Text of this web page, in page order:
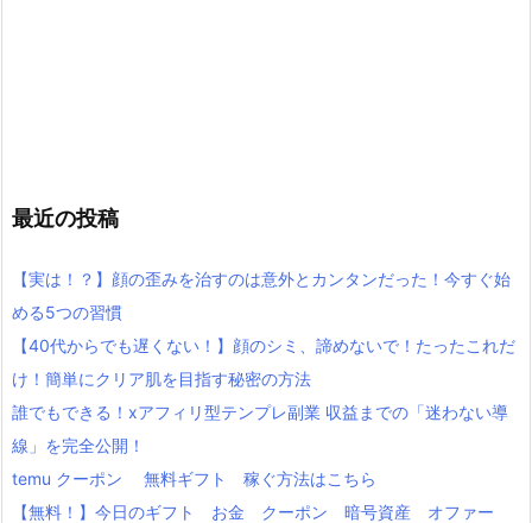
最近の投稿
【実は！？】顔の歪みを治すのは意外とカンタンだった！今すぐ始
める5つの習慣
【40代からでも遅くない！】顔のシミ、諦めないで！たったこれだ
け！簡単にクリア肌を目指す秘密の方法
誰でもできる！xアフィリ型テンプレ副業 収益までの「迷わない導
線」を完全公開！
temu クーポン 無料ギフト 稼ぐ方法はこちら
【無料！】今日のギフト お金 クーポン 暗号資産 オファー